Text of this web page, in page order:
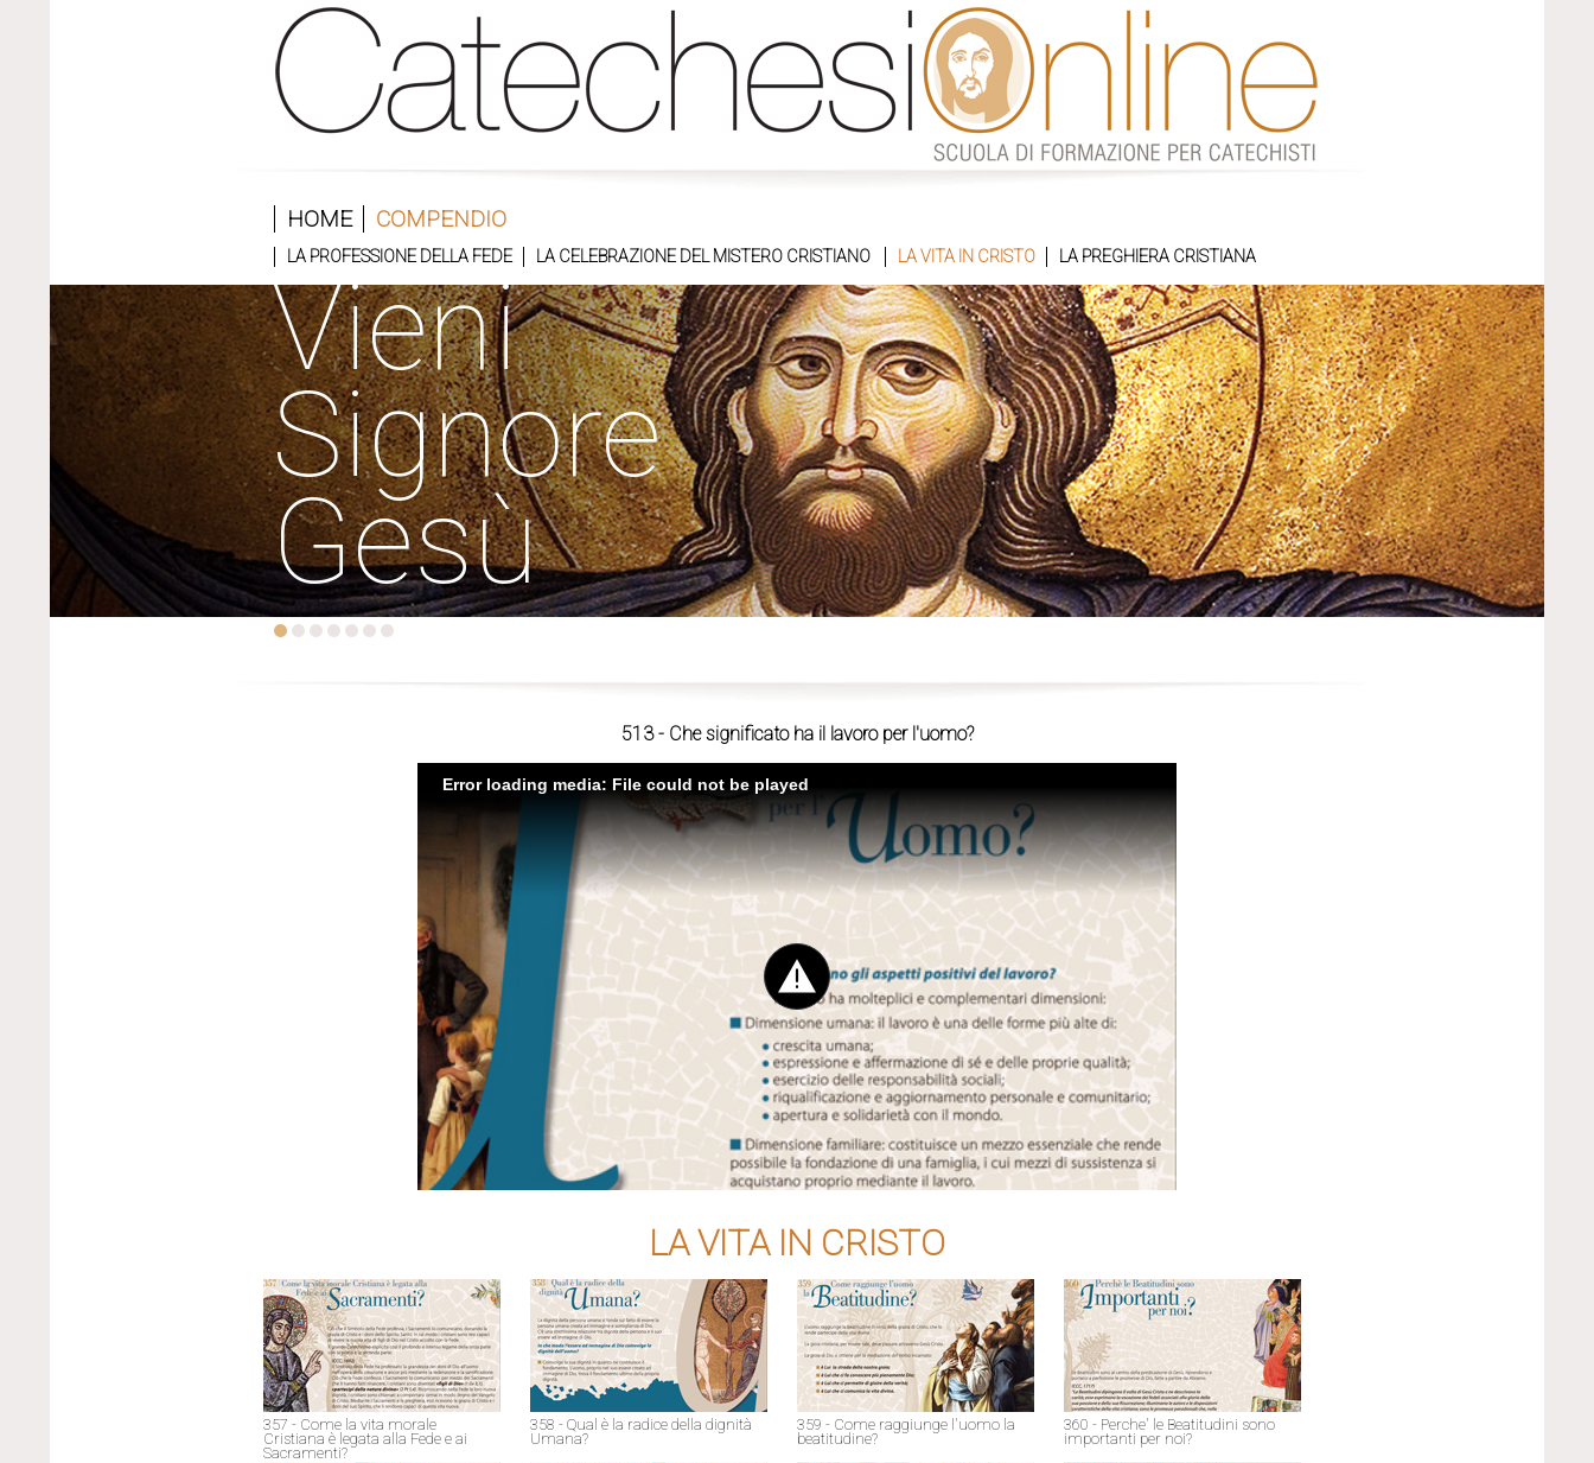
HOME COMPENDIO
LA PROFESSIONE DELLA FEDE LA CELEBRAZIONE DEL MISTERO CRISTIANO LA VITA IN CRISTO LA PREGHIERA CRISTIANA
Vieni
Signore
Gesù
513 - Che significato ha il lavoro per l'uomo?
Error loading media: File could not be played
LA VITA IN CRISTO
357 - Come la vita morale
Cristiana è legata alla Fede e ai
Sacramenti?
358 - Qual è la radice della dignità
Umana?
359 - Come raggiunge l'uomo la
beatitudine?
360 - Perche' le Beatitudini sono
importanti per noi?